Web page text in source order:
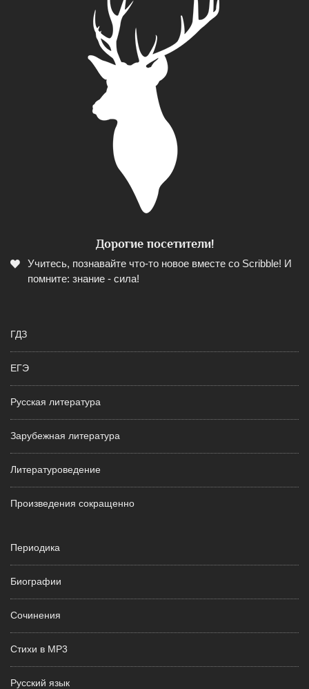
Дорогие посетители!
Учитесь, познавайте что-то новое вместе со Scribble! И
помните: знание - сила!
ГДЗ
ЕГЭ
Русская литература
Зарубежная литература
Литературоведение
Произведения сокращенно
Периодика
Биографии
Сочинения
Стихи в MP3
Русский язык